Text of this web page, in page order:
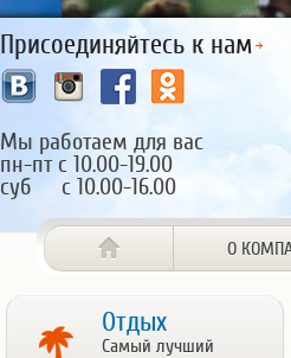
Присоединяйтесь к нам
Мы работаем для вас
пн-пт с 10.00-19.00
суб с 10.00-16.00
О
Отдых
Самый лучший